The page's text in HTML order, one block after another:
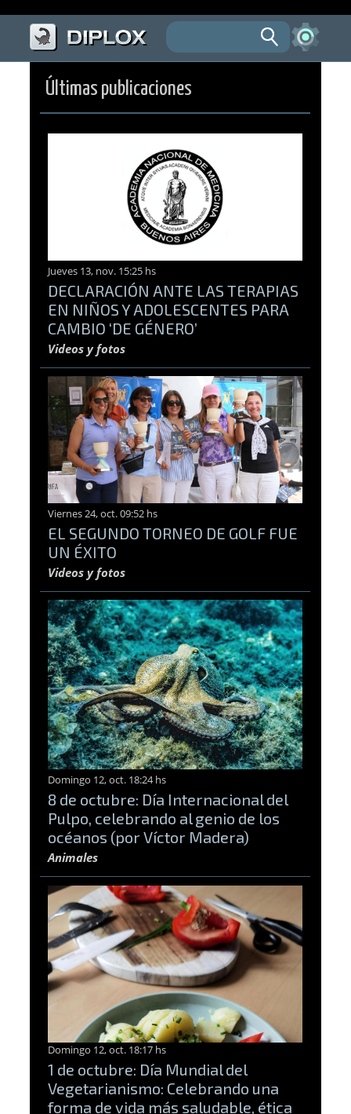
Últimas publicaciones
Jueves 13, nov. 15:25 hs
DECLARACIÓN ANTE LAS TERAPIAS
EN NIÑOS Y ADOLESCENTES PARA
CAMBIO ‘DE GÉNERO’
Videos y fotos
Viernes 24, oct. 09:52 hs
EL SEGUNDO TORNEO DE GOLF FUE
UN ÉXITO
Videos y fotos
Domingo 12, oct. 18:24 hs
8 de octubre: Día Internacional del
Pulpo, celebrando al genio de los
océanos (por Víctor Madera)
Animales
Domingo 12, oct. 18:17 hs
1 de octubre: Día Mundial del
Vegetarianismo: Celebrando una
forma de vida más saludable, ética